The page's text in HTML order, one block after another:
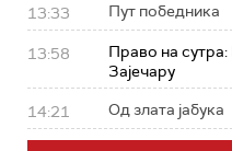
13:33 Пут победника
13:58
Право на
Зајечару
14:21 Од злата јабука